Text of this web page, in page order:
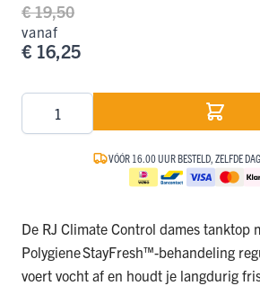
€ 19,50
vanaf
€ 16,25
VÓÓR 16.00 UUR BESTELD, ZELFDE
De RJ Climate Control dames tanktop
Polygiene StayFresh™-behandeling
voert vocht af en houdt je langdurig